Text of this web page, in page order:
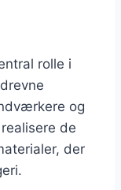
rolle i
og
de
der